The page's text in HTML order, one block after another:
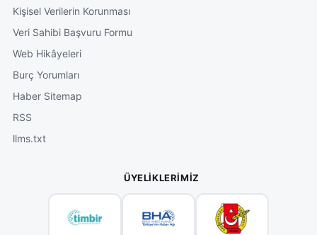
Kişisel Verilerin Korunması
Veri Sahibi Başvuru Formu
Web Hikâyeleri
Burç Yorumları
Haber Sitemap
RSS
llms.txt
ÜYELIKLERIMIZ